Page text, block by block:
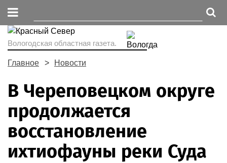
Вологодская областная газета.
Главное Новости
В Череповецком округе
продолжается
восстановление
ихтиофауны реки Суда